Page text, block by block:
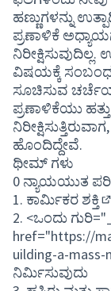
ಹಣ್ಣುಗಳನ್ನು
ಪ್ರಣಾಳಿಕೆ
ವಿಷಯಕ್ಕೆ
ಸೂಚಿಸುವ
ಪ್ರಣಾಳಿಕೆಯು
ಹೊಂದಿದ್ದೇವೆ.
ಥೀಮ್ ಗಳು
0 ನ್ಯಾಯಯುತ
1. ಕಾರ್ಮಿಕರ ಶಕ್ತಿ
2. <ಒಂದು
href="https://
uilding-a-
ನಿರ್ಮಿಸುವುದು